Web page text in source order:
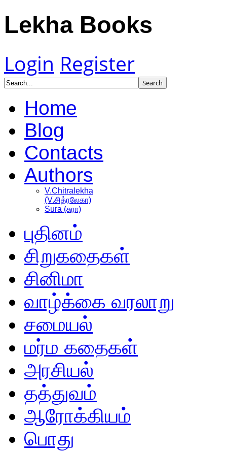
Lekha Books
Login Register
Home
Blog
Contacts
Authors
V.Chitralekha
(V.சித்ரலேகா)
Sura (சுரா)
புதினம்
சிறுகதைகள்
சினிமா
வாழ்க்கை வரலாறு
சமையல்
மர்ம கதைகள்
அரசியல்
தத்துவம்
ஆரோக்கியம்
பொது